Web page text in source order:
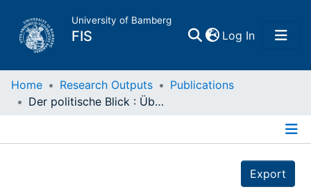
University of Bamberg
FIS Log In(current)
Home
Home Research Outputs
Publications
Der politische Blick : Über das langsame Zusammenwachsen politischer und ästhetischer Bildung
Export